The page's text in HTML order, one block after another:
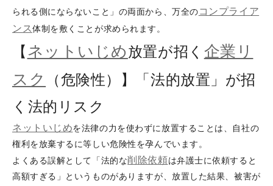
られる側にならないこと」の両面から、万全のコンプライア
ンス体制を敷くことが求められます。
【 ネットいじめ放置が招く 企業リ
スク
（危険性）】「法的放置」が招
く法的リスク
ネットいじめを法律の力を使わずに放置することは、自社の
権利を放棄するに等しい危険性を孕んでいます。
よくある誤解として「法的な削除依頼は弁護士に依頼すると
高額すぎる」というものがありますが、放置した結果、被害が